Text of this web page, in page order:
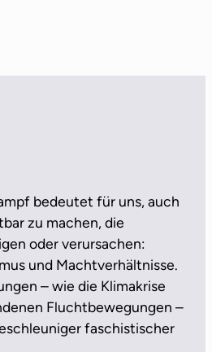
bedeutet für uns, auch
zu machen, die
oder verursachen:
und Machtverhältnisse.
– wie die Klimakrise
Fluchtbewegungen –
faschistischer